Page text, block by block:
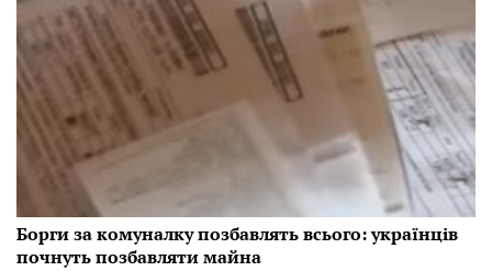
Борги за комуналку позбавлять всього: українців
почнуть позбавляти майна